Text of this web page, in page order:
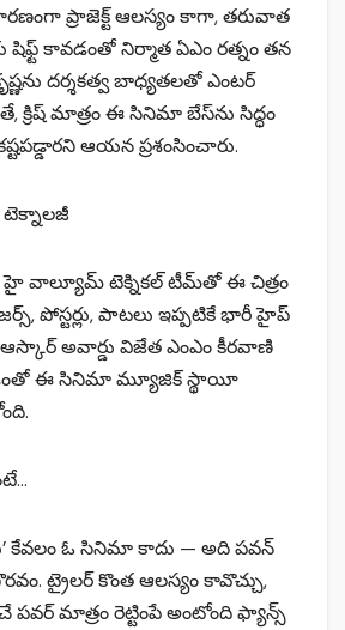
ప్రాజెక్ట్ ఆలస్యం కాగా, తరువాత
షిఫ్ట్ కావడంతో నిర్మాత ఏఎం రత్నం తన
దర్శకత్వ బాధ్యతలతో ఎంటర్
మాత్రం ఈ సినిమా బేస్‌ను సిద్ధం
ఆయన ప్రశంసించారు.
టెక్నాలజీ
హై వాల్యూమ్ టెక్నికల్ టీమ్‌తో ఈ చిత్రం
పోస్టర్లు, పాటలు ఇప్పటికే భారీ హైప్
అవార్డు విజేత ఎంఎం కీరవాణి
ఈ సినిమా మ్యూజిక్ స్థాయీ
కేవలం ఓ సినిమా కాదు — అది పవన్
ట్రైలర్ కొంత ఆలస్యం కావొచ్చు,
పవర్ మాత్రం రెట్టింపే అంటోంది ఫ్యాన్స్